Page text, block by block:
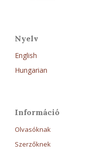
Nyelv
English
Hungarian
Információ
Olvasóknak
Szerzőknek